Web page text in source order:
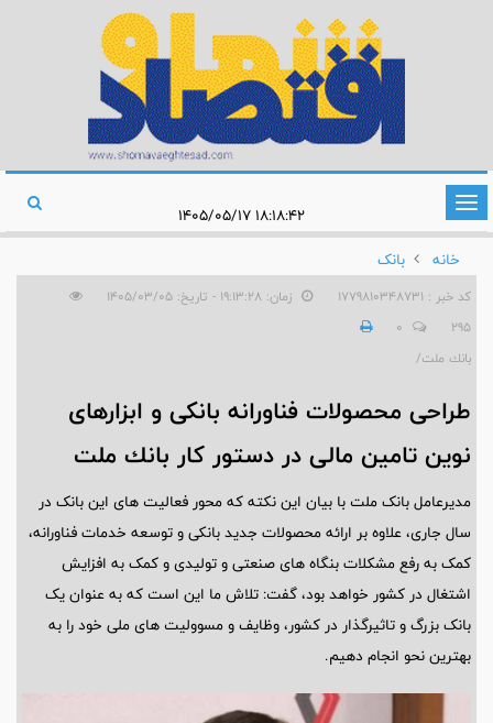
تغییر
وضعیت
ناوبری
خانه
بانک
کد خبر : 1779810348731
زمان: ۱۹:۱۳:۲۸ - تاریخ: ۱۴۰۵/۰۳/۰۵
295
0
بانك ملت/
طراحی محصولات فناورانه بانكی و ابزارهای
نوین تامین مالی در دستور كار بانك ملت
مدیرعامل بانک ملت با بیان این نکته که محور فعالیت های این بانک در
سال جاری، علاوه بر ارائه محصولات جدید بانکی و توسعه خدمات فناورانه،
کمک به رفع مشکلات بنگاه های صنعتی و تولیدی و کمک به افزایش
اشتغال در کشور خواهد بود، گفت: تلاش ما این است که به عنوان یک
بانک بزرگ و تاثیرگذار در کشور، وظایف و مسوولیت های ملی خود را به
بهترین نحو انجام دهیم.